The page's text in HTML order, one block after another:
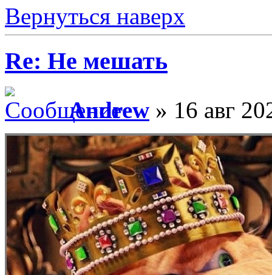
Вернуться наверх
Re: Не мешать
Andrew » 16 авг